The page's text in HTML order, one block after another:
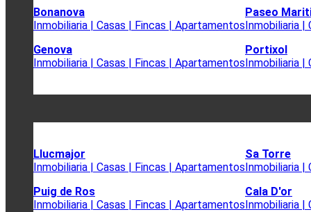
Bonanova
Inmobiliaria | Casas | Fincas | Apartamentos
Genova
Inmobiliaria | Casas | Fincas | Apartamentos
Paseo
Inmobiliaria |
Portixol
Inmobiliaria |
Llucmajor
Inmobiliaria | Casas | Fincas | Apartamentos
Puig de Ros
Inmobiliaria | Casas | Fincas | Apartamentos
Sa Torre
Inmobiliaria |
Cala D'or
Inmobiliaria |